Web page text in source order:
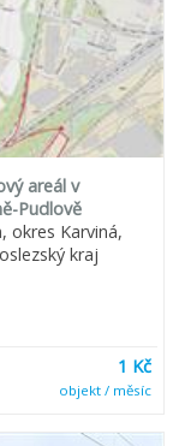
areál v
Pudlově
okres Karviná,
kraj
1 Kč
objekt / měsíc